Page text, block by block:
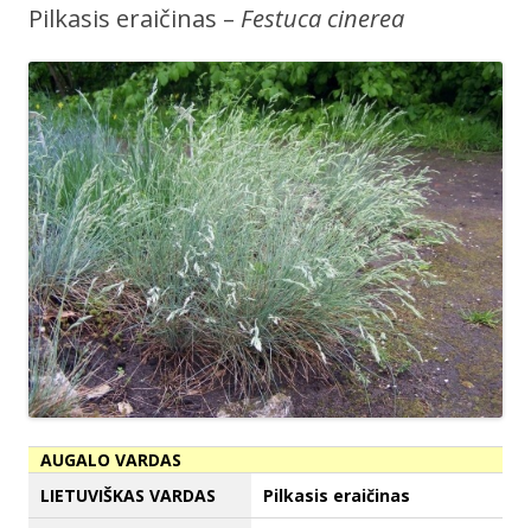
Pilkasis eraičinas – Festuca cinerea
AUGALO VARDAS
LIETUVIŠKAS VARDAS
Pilkasis eraičinas